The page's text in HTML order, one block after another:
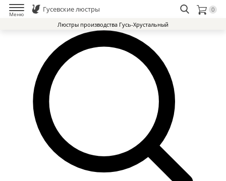
Люстры Гусь-Хрустальный Завод
Доставка и оплата
Избранное
Контакты
Меню
Гусевские люстры
0
Люстры производства Гусь-Хрустальный